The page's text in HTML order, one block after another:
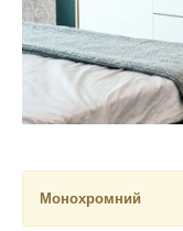
Монохромний